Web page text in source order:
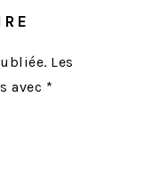
s
u
Les
avec *